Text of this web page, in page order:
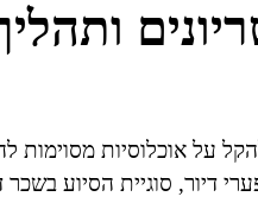
על אוכלוסיות מסוימות
דיור, סוגיית הסיוע בשכר